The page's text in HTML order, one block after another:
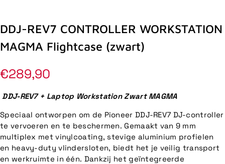
DDJ-REV7 CONTROLLER WORKSTATION
MAGMA Flightcase (zwart)
Normale
prijs
€289,90
DDJ-REV7 + Laptop Workstation Zwart MAGMA
Speciaal ontworpen om de Pioneer DDJ-REV7 DJ-controller
te vervoeren en te beschermen. Gemaakt van 9 mm
multiplex met vinylcoating, stevige aluminium profielen
en heavy-duty vlindersloten, biedt het je veilig transport
en werkruimte in één. Dankzij het geïntegreerde